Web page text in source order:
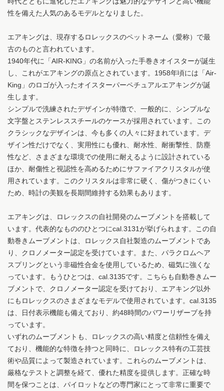
性を備えた人気のあるモデルとなりました。
エアキングは、現存するロレックスのペットネーム（愛称）で最
古のものと言われています。
1940年代に「AIR-KING」の名前が入った手巻きオイスターが誕生
し、これがエアキングの原点とされています。1958年頃には「Air-
King」のロゴが入ったオイスターパーペチュアルエアキングが誕
生します。
シンプルで洗練されたデザインが特徴で、一般的に、シンプルな
文字盤とステンレススチールのケースが採用されています。この
クラシックなデザインは、今も多くの人々に好まれています。デ
ザイン性だけでなく、実用性にも優れ、耐水性、耐衝撃性、防塵
性など、さまざまな環境での使用に耐えるように設計されている
ほか、耐傷性と視認性を高めるためにサファイアクリスタルが使
用されています。このクリスタルは非常に硬く、傷がつきにくい
ため、時計の美観を長期間維持する効果もあります。
エアキングは、ロレックスの自社開発のムーブメントを搭載して
います。代表的なもののひとつにcal.3131が挙げられます。この自
動巻きムーブメントは、ロレックス自社製造のムーブメントであ
り、クロノメーター認定を受けています。また、パラクロムヘア
スプリングという非磁性合金を使用しているため、磁気に強くな
っています。もうひとつは、cal.3135です。こちらも自動巻きムー
ブメントで、クロノメーター認定を受けており、エアキング以外
にもロレックスのさまざまなモデルで使用されています。cal.3135
は、日付表示機能も備えており、約48時間のパワーリザーブを持
っています。
いずれのムーブメントも、ロレックスの高い精度と信頼性を備え
ており、機能的な特徴を持つと同時に、ロレックス特有の工芸技
術や品質によって製造されています。これらのムーブメントは、
厳格なテストと調整を経て、優れた精度を提供します。正確な時
間を保つことは、パイロットなどの専門家にとって非常に重要で